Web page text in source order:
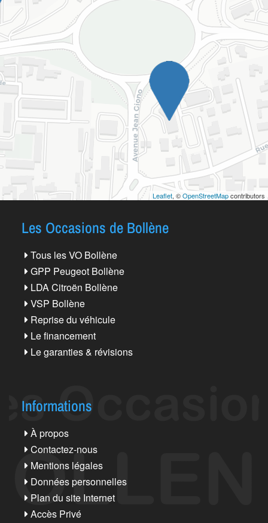
Leaflet, ©OpenStreetMapcontributors
Les Occasions de Bollène
Tous les VO Bollène
GPP Peugeot Bollène
LDA Citroën Bollène
VSP Bollène
Reprise du véhicule
Le financement
Le garanties & révisions
Informations
À propos
Contactez-nous
Mentions légales
Données personnelles
Plan du site Internet
Accès Privé